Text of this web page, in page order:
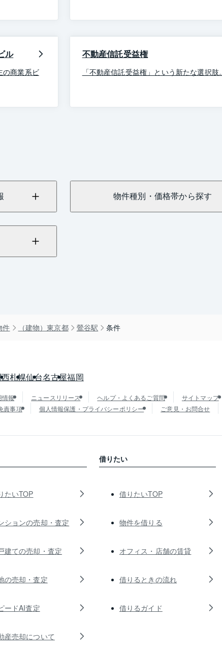
ル
の商業系ビ
不動産信託受益権
「不動産信託受益権」という新たな選択肢。
物件種別・価格帯から探す
件 （建物）東京都 鶯谷駅 条件
札幌仙台名古屋福岡
情報 ニュースリリース ヘルプ・よくあるご質問 サイトマップ
責事項
個人情報保護・プライバシーポリシー ご意見・お問合せ
たいTOP
ションの売却・査定
建ての売却・査定
の売却・査定
ードAI査定
産売却について
借りたい
借りたいTOP
物件を借りる
オフィス・店舗の賃貸
借りるときの流れ
借りるガイド